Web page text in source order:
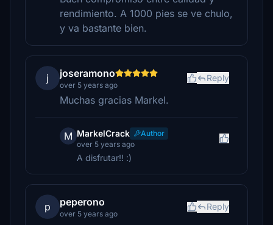
rendimiento. A 1000 pies se ve chulo,
y va bastante bien.
j joseramono
over 5 years ago
Reply
Muchas gracias Markel.
M MarkelCrack
Author
over 5 years ago
A disfrutar!! :)
p peperono
over 5 years ago
Reply